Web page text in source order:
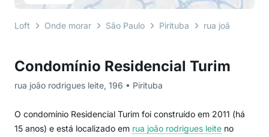
Condomínio Residencial Turim
rua joão rodrigues leite, 196 • Pirituba
O condomínio Residencial Turim foi construído em 2011 (há
15 anos) e está localizado em rua joão rodrigues leite no
Loft Onde morar São Paulo Pirituba rua joão